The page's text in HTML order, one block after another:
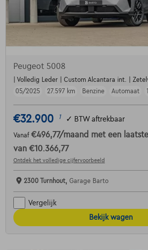
Peugeot 5008
| Volledig Leder | Custom Alcantara int. |
05/2025
27.597 km Benzine Automaat
€32.900 1 ✓ BTW aftrekbaar
Vanaf €496,77/maand met een
van €10.366,77
Ontdek het volledige cijfervoorbeeld
2300 Turnhout, Garage Barto
Vergelijk
Bekijk wagen